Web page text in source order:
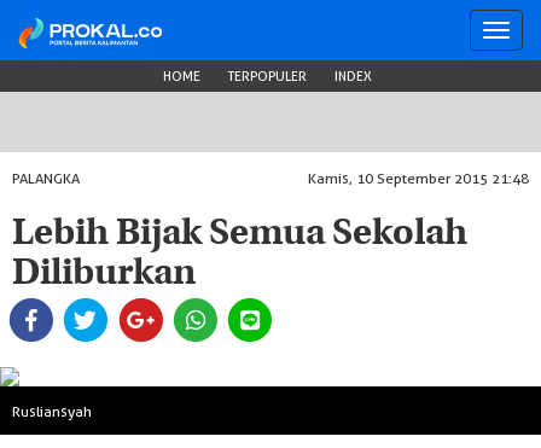
HOME TERPOPULER INDEX
PALANGKA Kamis, 10 September 2015 21:48
Lebih Bijak Semua Sekolah
Diliburkan
Rusliansyah